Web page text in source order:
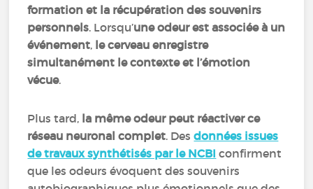
formation et la récupération des souvenirs
personnels. Lorsqu’une odeur est associée à un
événement, le cerveau enregistre
simultanément le contexte et l’émotion
vécue.
Plus tard, la même odeur peut réactiver ce
réseau neuronal complet. Desdonnées issues
de travaux synthétisés par le NCBI confirment
que les odeurs évoquent des souvenirs